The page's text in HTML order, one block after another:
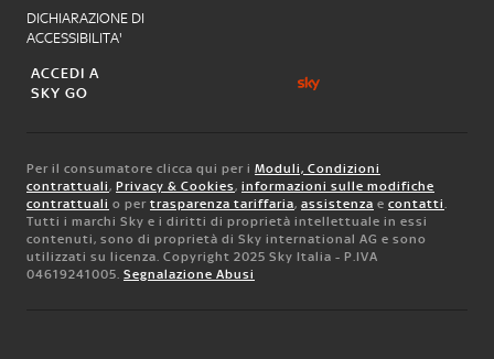
DICHIARAZIONE DI
ACCESSIBILITA'
ACCEDI A
SKY GO
Per il consumatore clicca qui per i Moduli, Condizioni
contrattuali, Privacy & Cookies, informazioni sulle modifiche
contrattuali o per trasparenza tariffaria, assistenza e contatti.
Tutti i marchi Sky e i diritti di proprietà intellettuale in essi
contenuti, sono di proprietà di Sky international AG e sono
utilizzati su licenza. Copyright 2025 Sky Italia - P.IVA
04619241005. Segnalazione Abusi